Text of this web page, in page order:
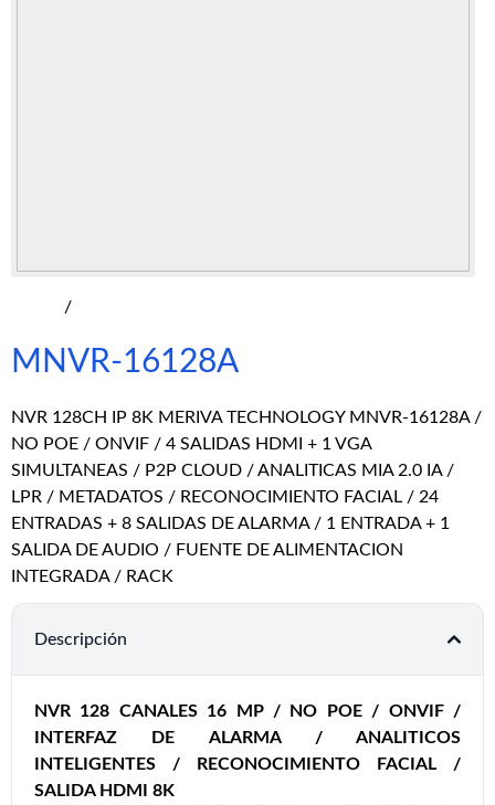
/
MNVR-16128A
NVR 128CH IP 8K MERIVA TECHNOLOGY MNVR-16128A /
NO POE / ONVIF / 4 SALIDAS HDMI + 1 VGA
SIMULTANEAS / P2P CLOUD / ANALITICAS MIA 2.0 IA /
LPR / METADATOS / RECONOCIMIENTO FACIAL / 24
ENTRADAS + 8 SALIDAS DE ALARMA / 1 ENTRADA + 1
SALIDA DE AUDIO / FUENTE DE ALIMENTACION
INTEGRADA / RACK
Descripción
NVR 128 CANALES 16 MP / NO POE / ONVIF /
INTERFAZ DE ALARMA / ANALITICOS
INTELIGENTES / RECONOCIMIENTO FACIAL /
SALIDA HDMI 8K